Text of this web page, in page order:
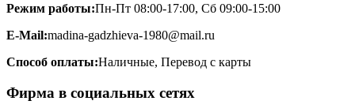
Режим работы:Пн-Пт 08:00-17:00, Сб 09:00-15:00
E-Mail:madina-gadzhieva-1980@mail.ru
Способ оплаты:Наличные, Перевод с карты
Фирма в социальных сетях